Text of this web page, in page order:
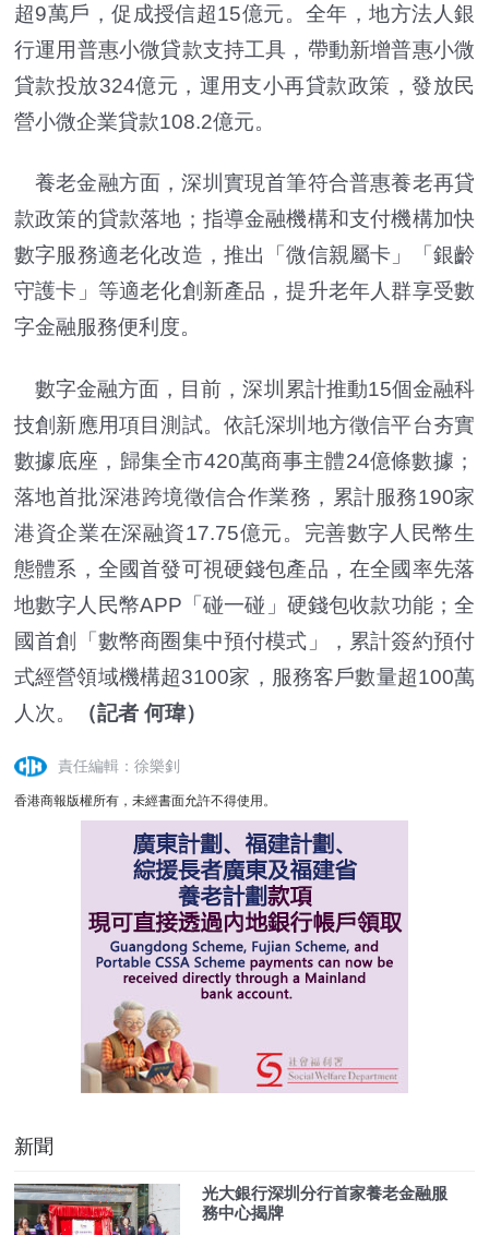
超9萬戶，促成授信超15億元。全年，地方法人銀
行運用普惠小微貸款支持工具，帶動新增普惠小微
貸款投放324億元，運用支小再貸款政策，發放民
營小微企業貸款108.2億元。
養老金融方面，深圳實現首筆符合普惠養老再貸
款政策的貸款落地；指導金融機構和支付機構加快
數字服務適老化改造，推出「微信親屬卡」「銀齡
守護卡」等適老化創新產品，提升老年人群享受數
字金融服務便利度。
數字金融方面，目前，深圳累計推動15個金融科
技創新應用項目測試。依託深圳地方徵信平台夯實
數據底座，歸集全市420萬商事主體24億條數據；
落地首批深港跨境徵信合作業務，累計服務190家
港資企業在深融資17.75億元。完善數字人民幣生
態體系，全國首發可視硬錢包產品，在全國率先落
地數字人民幣APP「碰一碰」硬錢包收款功能；全
國首創「數幣商圈集中預付模式」，累計簽約預付
式經營領域機構超3100家，服務客戶數量超100萬
人次。
（記者 何瑋）
責任編輯：徐樂釗
香港商報版權所有，未經書面允許不得使用。
新聞
光大銀行深圳分行首家養老金融服
務中心揭牌